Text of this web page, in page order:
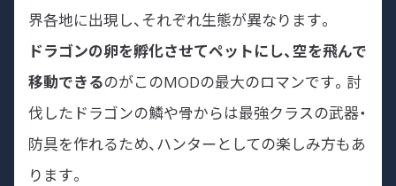
界各地に出現し、それぞれ生態が異なります。
ドラゴンの卵を孵化させてペットにし、空を飛んで
移動できるのがこのMODの最大のロマンです。討
伐したドラゴンの鱗や骨からは最強クラスの武器・
防具を作れるため、ハンターとしての楽しみ方もあ
ります。